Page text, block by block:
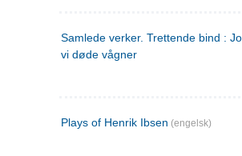
Samlede verker. Trettende bind :
vi døde vågner
Plays of Henrik Ibsen (engelsk)